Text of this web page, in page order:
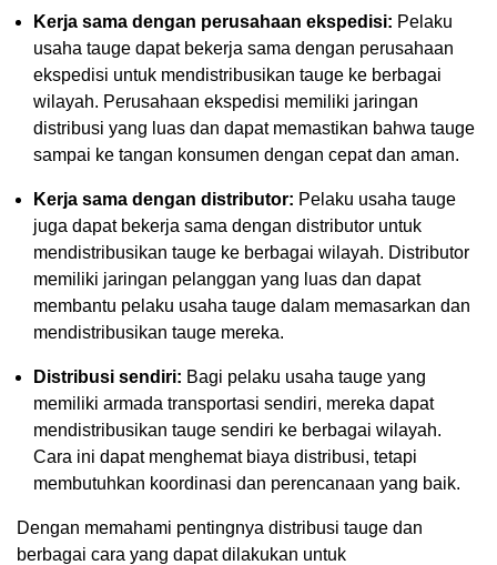
Kerja sama dengan perusahaan ekspedisi: Pelaku
usaha tauge dapat bekerja sama dengan perusahaan
ekspedisi untuk mendistribusikan tauge ke berbagai
wilayah. Perusahaan ekspedisi memiliki jaringan
distribusi yang luas dan dapat memastikan bahwa tauge
sampai ke tangan konsumen dengan cepat dan aman.
Kerja sama dengan distributor: Pelaku usaha tauge
juga dapat bekerja sama dengan distributor untuk
mendistribusikan tauge ke berbagai wilayah. Distributor
memiliki jaringan pelanggan yang luas dan dapat
membantu pelaku usaha tauge dalam memasarkan dan
mendistribusikan tauge mereka.
Distribusi sendiri: Bagi pelaku usaha tauge yang
memiliki armada transportasi sendiri, mereka dapat
mendistribusikan tauge sendiri ke berbagai wilayah.
Cara ini dapat menghemat biaya distribusi, tetapi
membutuhkan koordinasi dan perencanaan yang baik.
Dengan memahami pentingnya distribusi tauge dan
berbagai cara yang dapat dilakukan untuk